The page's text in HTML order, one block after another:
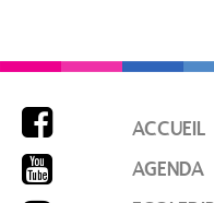


ACCUEIL
AGENDA